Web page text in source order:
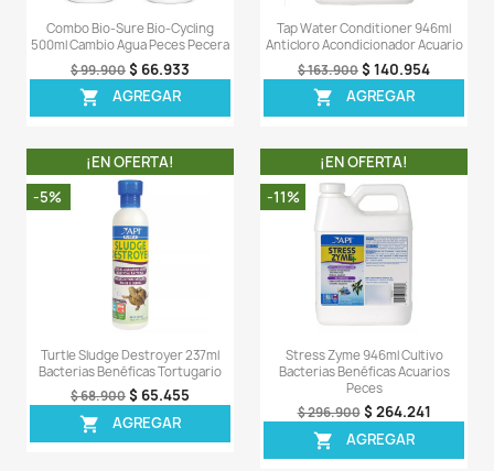
- 1 tarro de Reef Advantage Magnesium
completamente sellado.
Sea el primero en escribir una reseña
OTROS PRODUCTOS DE LA
CATEGORIA